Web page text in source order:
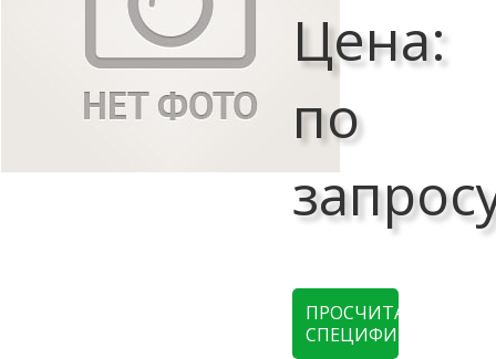
Цена:
по
ПРОСЧИТАТЬ
СПЕЦИФИКАЦИЮ